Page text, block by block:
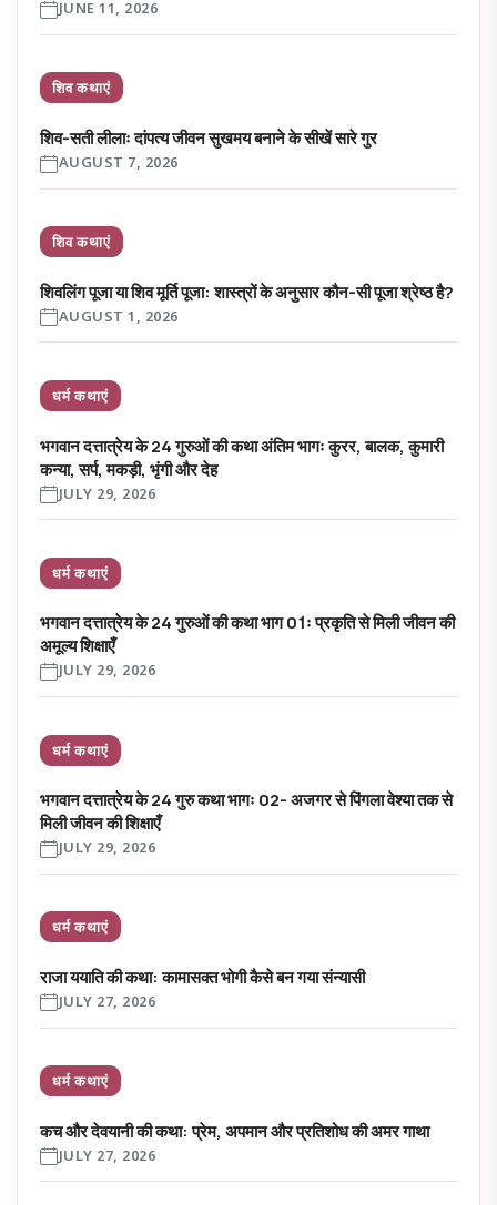
JUNE 11, 2026
शिव कथाएं
शिव-सती लीलाः दांपत्य जीवन सुखमय बनाने के सीखें सारे गुर
AUGUST 7, 2026
शिव कथाएं
शिवलिंग पूजा या शिव मूर्ति पूजा: शास्त्रों के अनुसार कौन-सी पूजा श्रेष्ठ है?
AUGUST 1, 2026
धर्म कथाएं
भगवान दत्तात्रेय के 24 गुरुओं की कथा अंतिम भागः कुरर, बालक, कुमारी
कन्या, सर्प, मकड़ी, भृंगी और देह
JULY 29, 2026
धर्म कथाएं
भगवान दत्तात्रेय के 24 गुरुओं की कथा भाग 01ः प्रकृति से मिली जीवन की
अमूल्य शिक्षाएँ
JULY 29, 2026
धर्म कथाएं
भगवान दत्तात्रेय के 24 गुरु कथा भागः 02- अजगर से पिंगला वेश्या तक से
मिली जीवन की शिक्षाएँ
JULY 29, 2026
धर्म कथाएं
राजा ययाति की कथा: कामासक्त भोगी कैसे बन गया संन्यासी
JULY 27, 2026
धर्म कथाएं
कच और देवयानी की कथा: प्रेम, अपमान और प्रतिशोध की अमर गाथा
JULY 27, 2026